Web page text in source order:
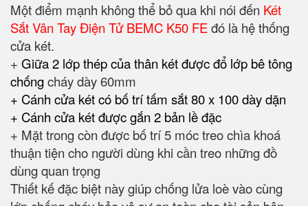
Một điểm mạnh không thể bỏ qua khi nói đến Két
Sắt Vân Tay Điện Tử BEMC K50 FEđó là hệ thống
cửa két.
+ Giữa 2 lớp thép của thân két được đổ lớp bê tông
chốngcháy dày 60mm
+ Cánh cửa két có bố trí tấm sắt 80 x 100 dày dặn
+ Cánh cửa két được gắn 2 bản lề đặc
+ Mặt trong còn được bố trí 5 móc treo chìa khoá
thuận tiện cho người dùng khi cần treo những đồ
dùng quan trọng
Thiết kế đặc biệt này giúp chống lửa loè vào cùng